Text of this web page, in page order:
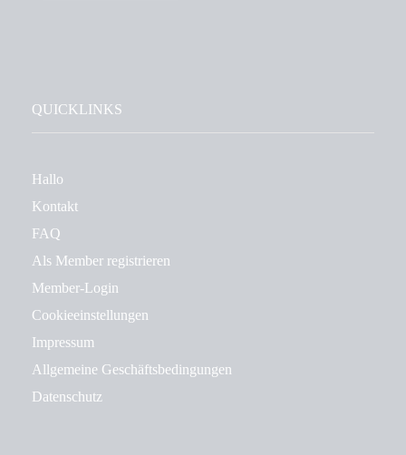
QUICKLINKS
Hallo
Kontakt
FAQ
Als Member registrieren
Member-Login
Cookieeinstellungen
Impressum
Allgemeine Geschäftsbedingungen
Datenschutz